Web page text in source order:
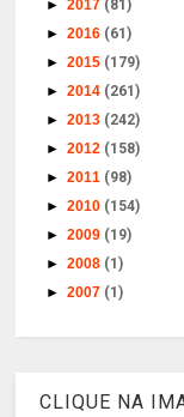
►2017 (81)
►2016 (61)
►2015 (179)
►2014 (261)
►2013 (242)
►2012 (158)
►2011 (98)
►2010 (154)
►2009 (19)
►2008 (1)
►2007 (1)
CLIQUE NA